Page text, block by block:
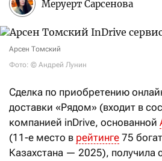
Меруерт Сарсенова
Арсен Томский
Фото: © Андрей Лунин
Сделка по приобретению
доставки «Рядом» (входит в
компанией inDrive, основанной
(11-е место в рейтинге 75
Казахстана — 2025), получила